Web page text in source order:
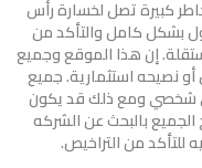
كبيرة تصل لخسارة رأس
بشكل كامل والتأكد من
إن هذا الموقع وجميع
نصيحه استثمارية. جميع
شخصي ومع ذلك قد يكون
بالبحث عن الشركه
للتأكد من التراخيص.